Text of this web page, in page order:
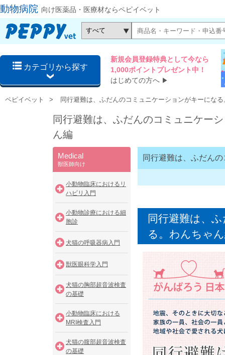
動物病院 向け医薬品・医療材ならペピイベット
カテゴリから探す
新規会員登録特典として今なら
1,000ポイントプレゼント中！
はじめての方へ ▶
ペピイベット 同行避難は、ふだんのコミュニケーションがキーにな
同行避難は、ふだんのコミュニケー
ん編
Medical
獣医師向け
小動物臨床におけるリ
ハビリ入門
小動物診療における細
胞診
犬猫の呼吸器病入門
獣医眼科学入門
犬猫の胸部超音波検査
の基礎
小動物臨床における
MRI検査入門
犬猫の腹部超音波検査
の基礎
同行避難は、ふだん
同行避難は、
る。わんちゃ